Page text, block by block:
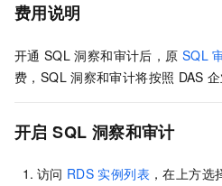
费用说明
开通 SQL 洞察和审计后，原 SQL
费，SQL 洞察和审计将按照 DAS
开启 SQL 洞察和审计
访问 RDS 实例列表 ，在上方